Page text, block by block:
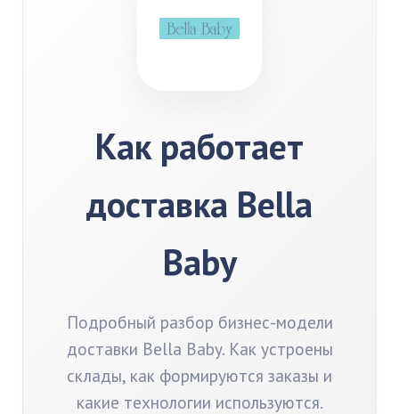
Как работает
доставка Bella
Baby
Подробный разбор бизнес-модели
доставки Bella Baby. Как устроены
склады, как формируются заказы и
какие технологии используются.